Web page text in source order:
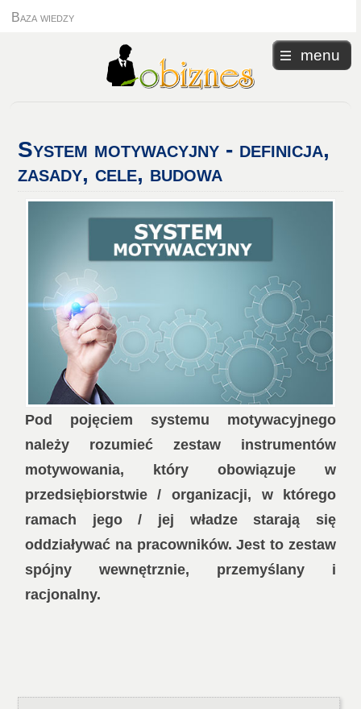
Baza wiedzy
menu
System motywacyjny - definicja,
zasady, cele, budowa
Pod pojęciem systemu motywacyjnego
należy rozumieć zestaw instrumentów
motywowania, który obowiązuje w
przedsiębiorstwie / organizacji, w którego
ramach jego / jej władzestarają się
oddziaływać na pracowników. Jest to zestaw
spójny wewnętrznie, przemyślany i
racjonalny.